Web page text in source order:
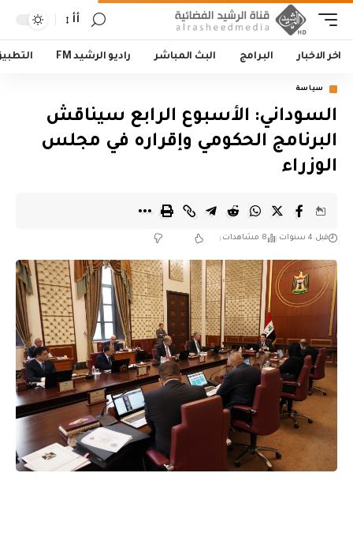
أأ
اخر الاخبار البرامج البث المباشر راديو الرشيد FM
سياسة
السوداني: الأسبوع الرابع سيناقش
البرنامج الحكومي وإقراره في مجلس
الوزراء
قبل 4 سنوات 8 مشاهدات